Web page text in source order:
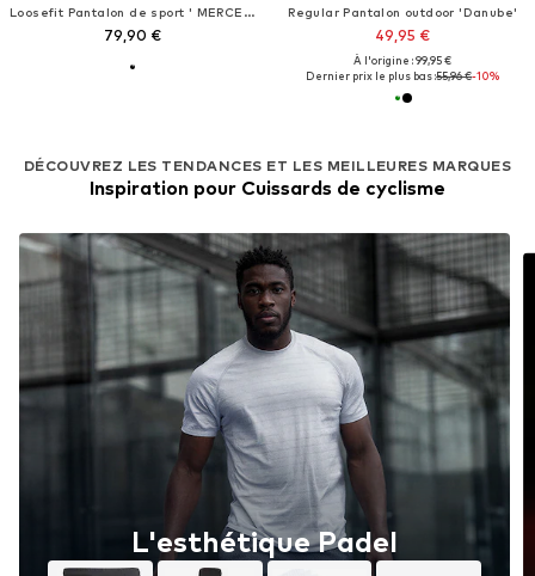
Loosefit Pantalon de sport ' MERCEDES – AMG PETRONAS FORMULA 1'
79,90 €
Regular Pantalon outdoor 'Danube'
49,95 €
À l'origine : 99,95 €
Dernier prix le plus bas :55,96 €-10%
DÉCOUVREZ LES TENDANCES ET LES MEILLEURES MARQUES
Inspiration pour Cuissards de cyclisme
L'esthétique Padel